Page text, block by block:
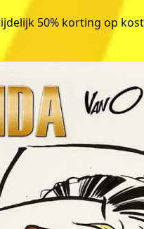
50% korting op